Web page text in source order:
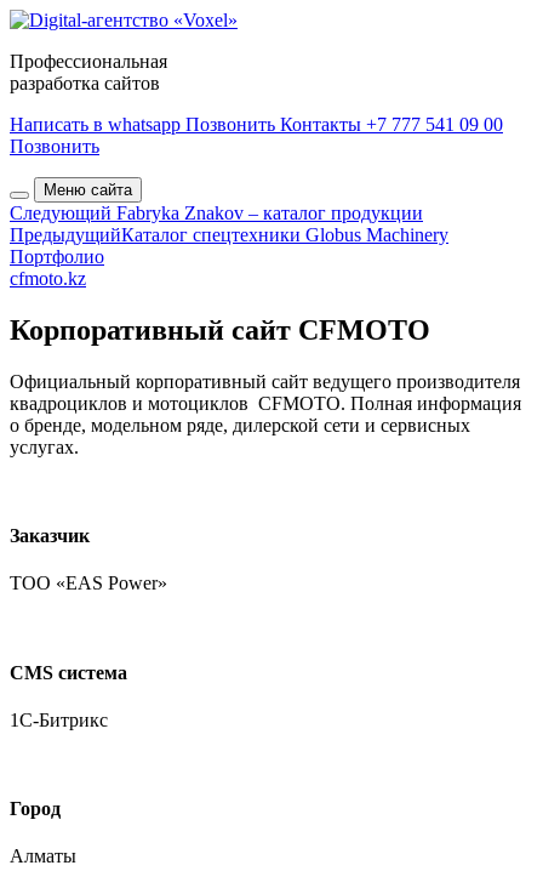
Профессиональная
разработка сайтов
Написать в whatsapp Позвонить Контакты +7 777 541 09 00
Позвонить
Меню сайта
Следующий Fabryka Znakov – каталог продукции
ПредыдущийКаталог спецтехники Globus Machinery
Портфолио
cfmoto.kz
Корпоративный сайт CFMOTO
Официальный корпоративный сайт ведущего производителя
квадроциклов и мотоциклов CFMOTO. Полная информация
о бренде, модельном ряде, дилерской сети и сервисных
услугах.
Заказчик
ТОО «EAS Power»
CMS система
1С-Битрикс
Город
Алматы